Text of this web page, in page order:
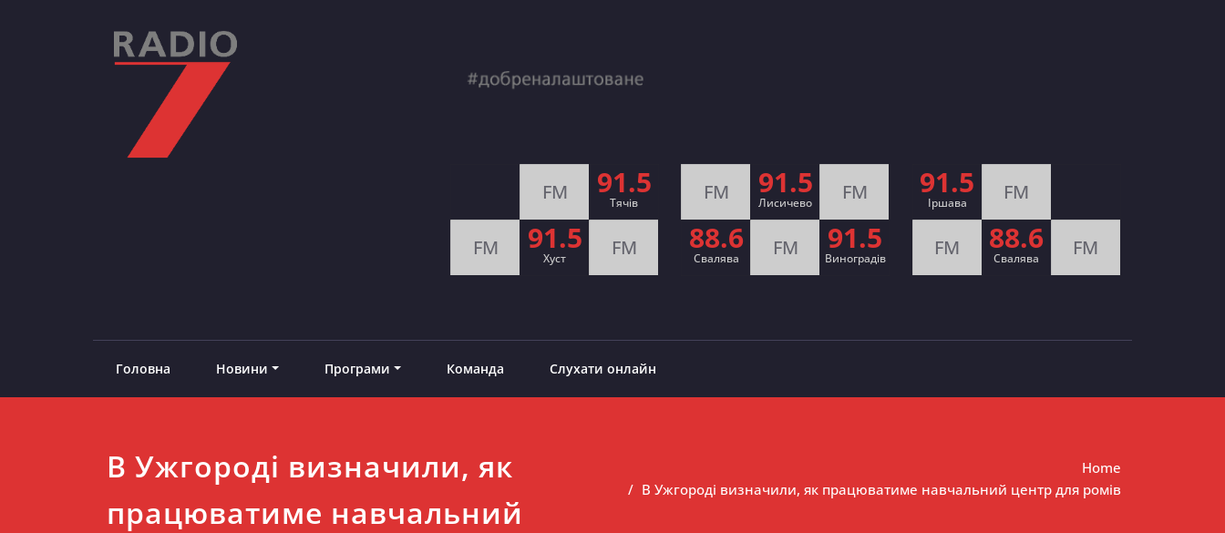
FM 91.5
Тячів
FM 91.5
Хуст FM
FM 91.5
Лисичево FM
88.6
Свалява FM 91.5
Виноградів
91.5
Іршава FM
FM 88.6
Cвалява FM
Головна Новини Програми Команда Слухати онлайн
В Ужгороді визначили, як
працюватиме навчальний
Home
В Ужгороді визначили, як працюватиме навчальний центр для ромів